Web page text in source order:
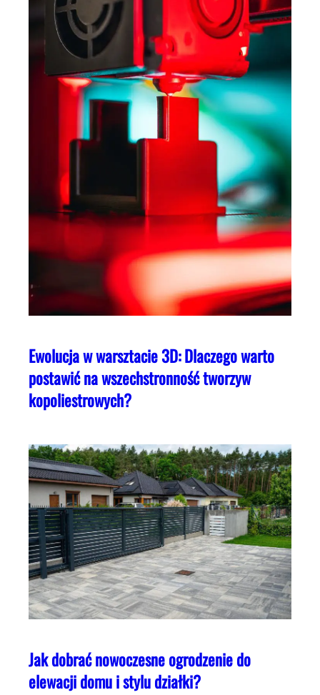
Ewolucja w warsztacie 3D: Dlaczego warto
postawić na wszechstronność tworzyw
kopoliestrowych?
Jak dobrać nowoczesne ogrodzenie do
elewacji domu i stylu działki?